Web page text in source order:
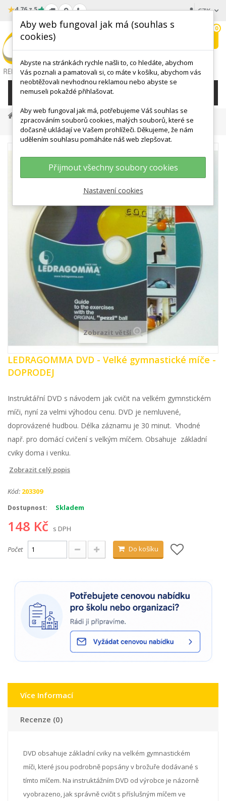
★4.76 z 5 CZK
wishlist
0
KATEGORIE
ZDRAVOTNICKÉ A VÝUKOVÉ POMŮCKY
Knihy O Cvičení
LEDRAGOMMA DVD - Velké Gymnastické Míče - DOPRODEJ
Zobrazit větší
LEDRAGOMMA DVD - Velké gymnastické míče -
DOPRODEJ
Instruktářní DVD s návodem jak cvičit na velkém gymnstickém
míči, nyní za velmi výhodou cenu. DVD je nemluvené,
doprovázené hudbou. Délka záznamu je 30 minut. Vhodné
např. pro domácí cvičení s velkým míčem. Obsahuje základní
cviky doma i venku.
Zobrazit celý popis
Kód: 203309
Dostupnost: Skladem
148 Kč s DPH
Počet Do košíku
Více Informací
Recenze (0)
DVD obsahuje základní cviky na velkém gymnastickém
míči, které jsou podrobně popsány v brožuře dodávané s
tímto míčem. Na instruktážním DVD od výrobce je názorně
vyobrazeno, jak správně cvičit s příslušným míčem ve
Aby web fungoval jak má (souhlas s
cookies)
Abyste na stránkách rychle našli to, co hledáte, abychom
Vás poznali a pamatovali si, co máte v košíku, abychom vás
neobtěžovali nevhodnou reklamou nebo abyste se
nemuseli pokaždé přihlašovat.
Aby web fungoval jak má, potřebujeme Váš souhlas se
zpracováním souborů cookies, malých souborů, které se
dočasně ukládají ve Vašem prohlížeči. Děkujeme, že nám
udělením souhlasu pomáháte náš web zlepšovat.
Přijmout všechny soubory cookies
Nastavení cookies